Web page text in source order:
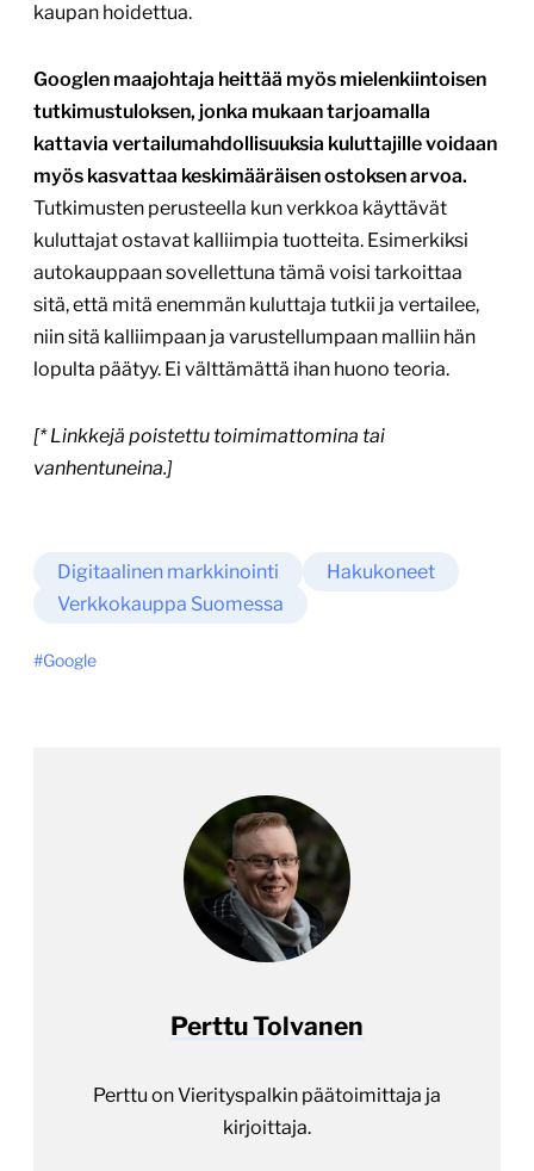
kaupan hoidettua.
Googlen maajohtaja heittää myös mielenkiintoisen
tutkimustuloksen, jonka mukaan tarjoamalla
kattavia vertailumahdollisuuksia kuluttajille voidaan
myös kasvattaa keskimääräisen ostoksen arvoa.
Tutkimusten perusteella kun verkkoa käyttävät
kuluttajat ostavat kalliimpia tuotteita. Esimerkiksi
autokauppaan sovellettuna tämä voisi tarkoittaa
sitä, että mitä enemmän kuluttaja tutkii ja vertailee,
niin sitä kalliimpaan ja varustellumpaan malliin hän
lopulta päätyy. Ei välttämättä ihan huono teoria.
[* Linkkejä poistettu toimimattomina tai
vanhentuneina.]
Digitaalinen markkinointi
Hakukoneet
Verkkokauppa Suomessa
Google
Perttu Tolvanen
Perttu on Vierityspalkin päätoimittaja ja
kirjoittaja.